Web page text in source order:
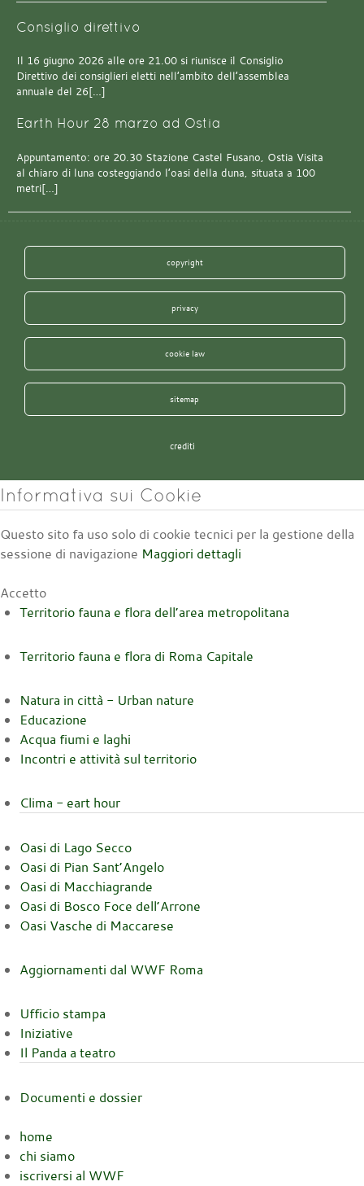
Consiglio direttivo
Il 16 giugno 2026 alle ore 21.00 si riunisce il Consiglio
Direttivo dei consiglieri eletti nell’ambito dell’assemblea
annuale del 26[…]
Earth Hour 28 marzo ad Ostia
Appuntamento: ore 20.30 Stazione Castel Fusano, Ostia Visita
al chiaro di luna costeggiando l’oasi della duna, situata a 100
metri[…]
copyright
privacy
cookie law
sitemap
crediti
Informativa sui Cookie
Questo sito fa uso solo di cookie tecnici per la gestione della
sessione di navigazione Maggiori dettagli
Accetto
Territorio fauna e flora dell’area metropolitana
Territorio fauna e flora di Roma Capitale
Natura in città - Urban nature
Educazione
Acqua fiumi e laghi
Incontri e attività sul territorio
Clima - eart hour
Oasi di Lago Secco
Oasi di Pian Sant’Angelo
Oasi di Macchiagrande
Oasi di Bosco Foce dell’Arrone
Oasi Vasche di Maccarese
Aggiornamenti dal WWF Roma
Ufficio stampa
Iniziative
Il Panda a teatro
Documenti e dossier
home
chi siamo
iscriversi al WWF